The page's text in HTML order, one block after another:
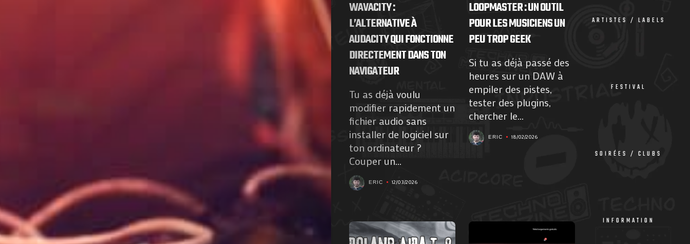
WAVACITY :
L’ALTERNATIVE À
AUDACITY QUI FONCTIONNE
DIRECTEMENT DANS TON
NAVIGATEUR
Tu as déjà voulu
modifier rapidement un
fichier audio sans
installer de logiciel sur
ton ordinateur ?
Couper un...
ERIC 12/03/2026
LOOPMASTER : UN OUTIL
POUR LES MUSICIENS UN
PEU TROP GEEK
Si tu as déjà passé des
heures sur un DAW à
empiler des pistes,
tester des plugins,
chercher le...
ERIC 18/02/2026
ARTISTES / LABELS
FESTIVAL
SOIRÉES / CLUBS
INFORMATION